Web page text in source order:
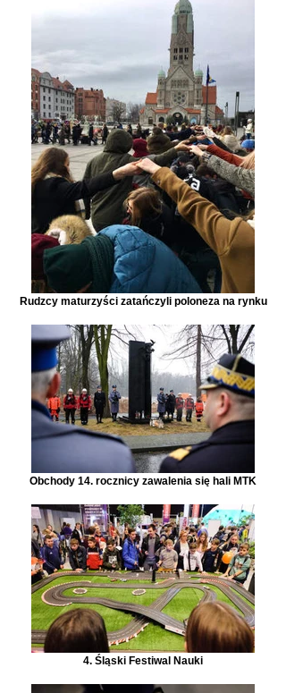
Rudzcy maturzyści zatańczyli poloneza na rynku
Obchody 14. rocznicy zawalenia się hali MTK
4. Śląski Festiwal Nauki